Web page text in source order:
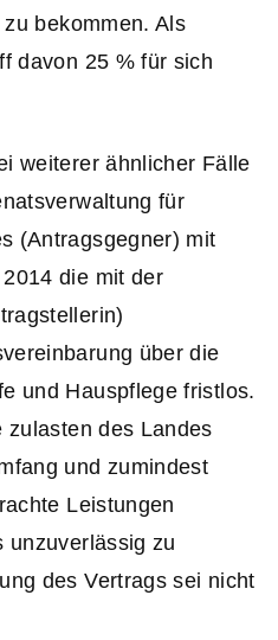
bekommen. Als
davon 25 % für sich
weiterer ähnlicher Fälle
für
(Antragsgegner) mit
die mit der
über die
und Hauspflege fristlos.
zulasten des Landes
und zumindest
Leistungen
unzuverlässig zu
des Vertrags sei nicht